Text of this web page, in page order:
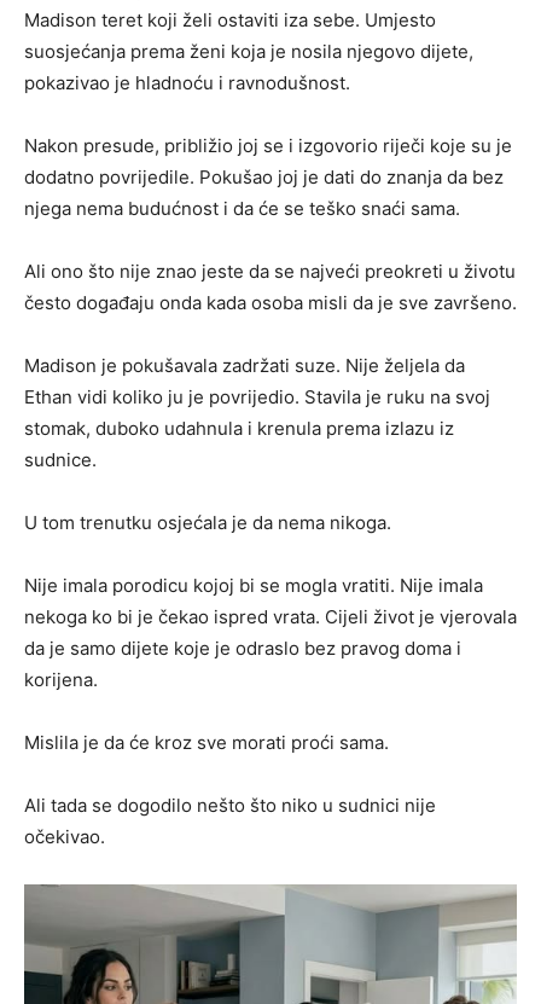
Madison teret koji želi ostaviti iza sebe. Umjesto
suosjećanja prema ženi koja je nosila njegovo dijete,
pokazivao je hladnoću i ravnodušnost.
Nakon presude, približio joj se i izgovorio riječi koje su je
dodatno povrijedile. Pokušao joj je dati do znanja da bez
njega nema budućnost i da će se teško snaći sama.
Ali ono što nije znao jeste da se najveći preokreti u životu
često događaju onda kada osoba misli da je sve završeno.
Madison je pokušavala zadržati suze. Nije željela da
Ethan vidi koliko ju je povrijedio. Stavila je ruku na svoj
stomak, duboko udahnula i krenula prema izlazu iz
sudnice.
U tom trenutku osjećala je da nema nikoga.
Nije imala porodicu kojoj bi se mogla vratiti. Nije imala
nekoga ko bi je čekao ispred vrata. Cijeli život je vjerovala
da je samo dijete koje je odraslo bez pravog doma i
korijena.
Mislila je da će kroz sve morati proći sama.
Ali tada se dogodilo nešto što niko u sudnici nije
očekivao.